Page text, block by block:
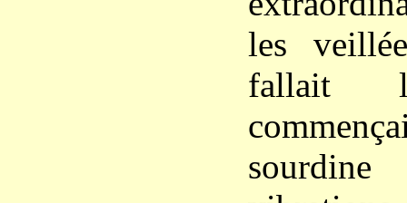
les
fallait
sourdine